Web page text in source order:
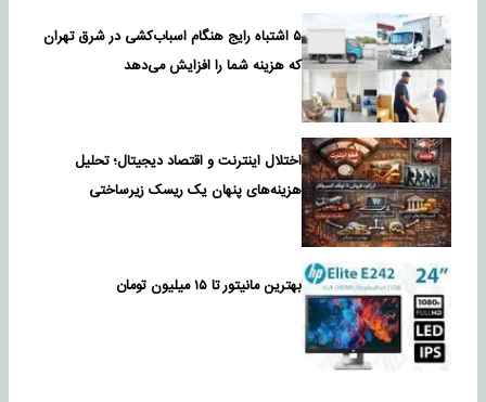
۵ اشتباه رایج هنگام اسباب‌کشی در شرق تهران
که هزینه شما را افزایش می‌دهد
اختلال اینترنت و اقتصاد دیجیتال؛ تحلیل
هزینه‌های پنهان یک ریسک زیرساختی
بهترین مانیتور تا ۱۵ میلیون تومان